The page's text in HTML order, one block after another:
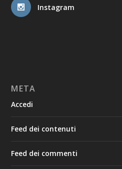
Instagram
META
Accedi
Feed dei contenuti
Feed dei commenti